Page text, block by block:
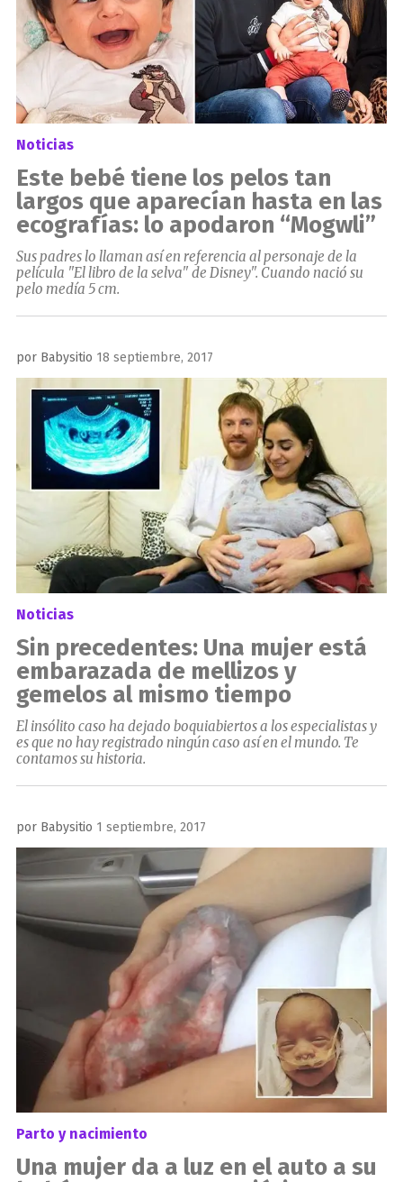
Noticias
Este bebé tiene los pelos tan
largos que aparecían hasta en las
ecografías: lo apodaron “Mogwli”
Sus padres lo llaman así en referencia al personaje de la
película "El libro de la selva" de Disney". Cuando nació su
pelo medía 5 cm.
por Babysitio Publicado
el
18 septiembre, 2017
Noticias
Sin precedentes: Una mujer está
embarazada de mellizos y
gemelos al mismo tiempo
El insólito caso ha dejado boquiabiertos a los especialistas y
es que no hay registrado ningún caso así en el mundo. Te
contamos su historia.
por Babysitio Publicado
el
1 septiembre, 2017
Parto y nacimiento
Una mujer da a luz en el auto a su